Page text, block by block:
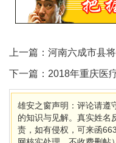
上一篇： 河南六成市县
配律师资源
下一篇： 2018年重庆医
雄安之窗声明：评论请遵
的知识与见解。真实姓名
责，如有侵权，可来函